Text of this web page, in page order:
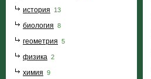
история 13
биология 8
геометрия 5
физика 2
химия 9